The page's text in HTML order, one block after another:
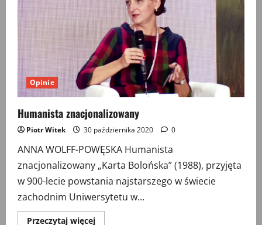
dyskusji
Opinie
Humanista znacjonalizowany
Piotr Witek 30 października 2020 0
ANNA WOLFF-POWĘSKA Humanista
znacjonalizowany „Karta Bolońska” (1988), przyjęta
w 900-lecie powstania najstarszego w świecie
zachodnim Uniwersytetu w...
Przeczytaj więcejPrzeczytaj